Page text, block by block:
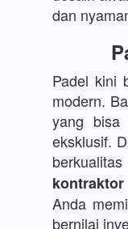
dan
Padel kini
modern.
yang bisa
eksklusif.
Anda
bernilai